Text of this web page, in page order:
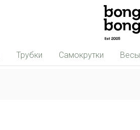
Трубки Самокрутки Весы